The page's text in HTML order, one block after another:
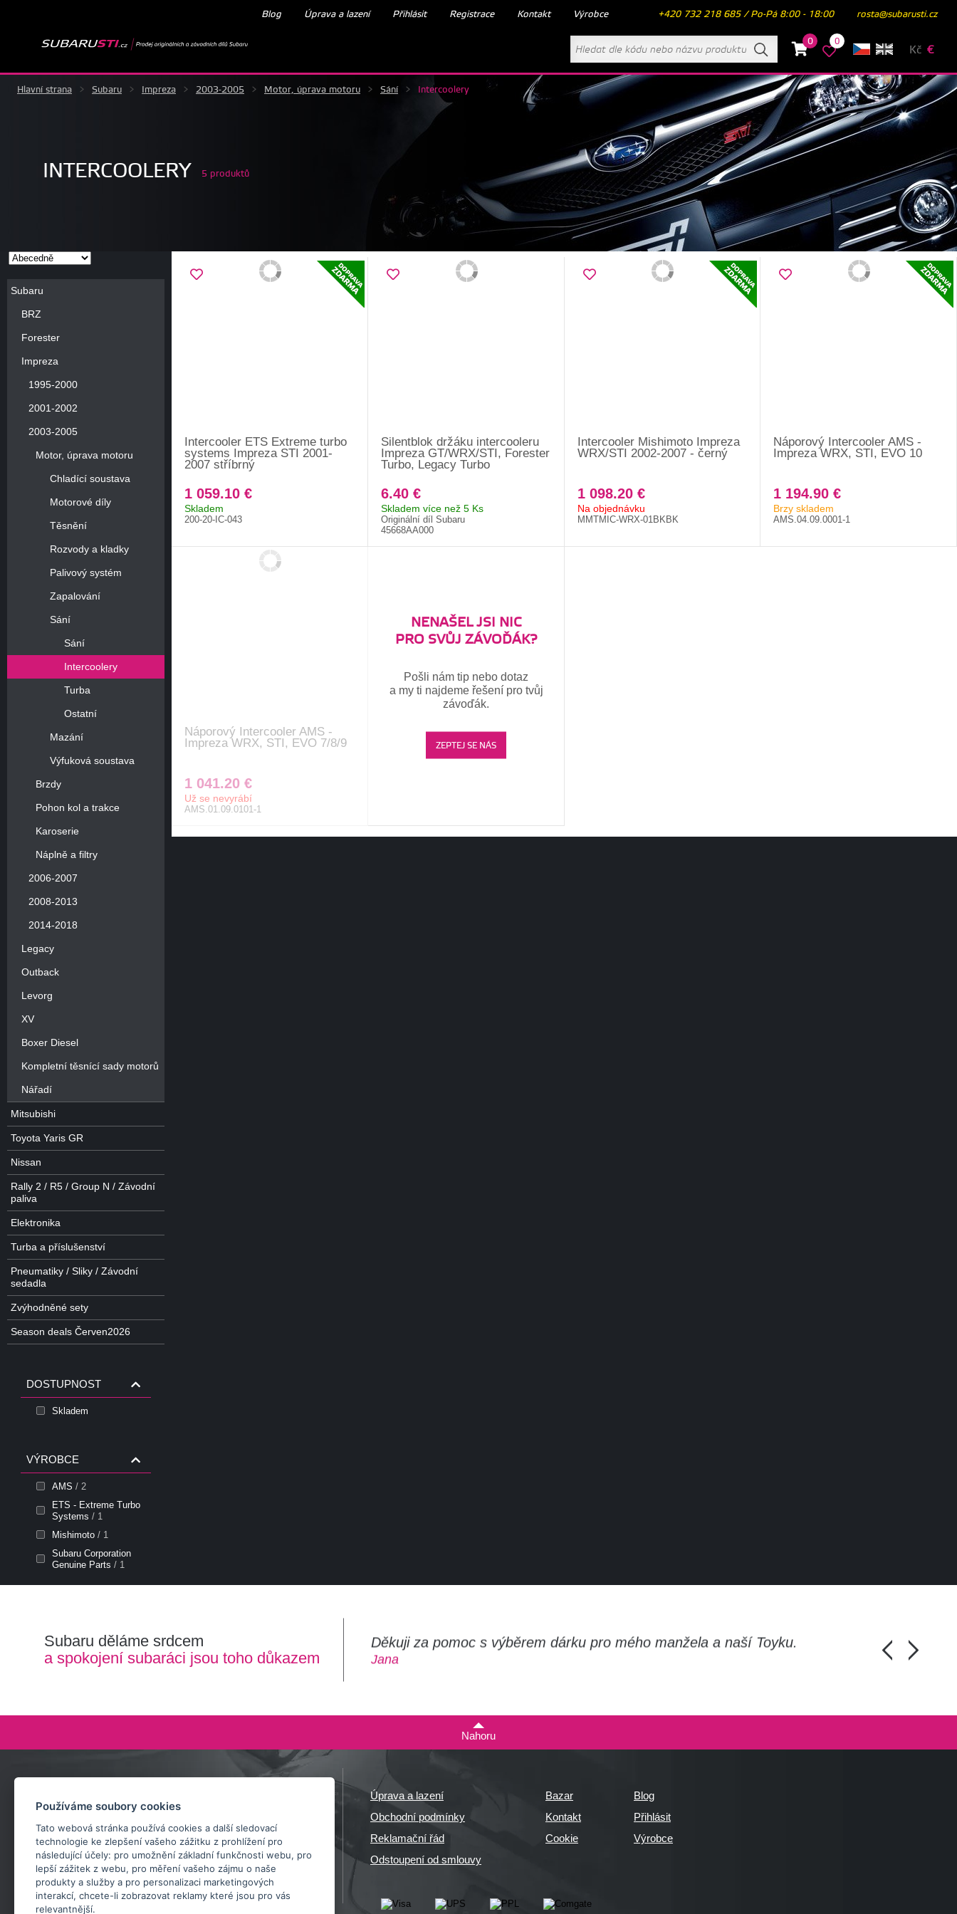
Používáme soubory cookies
Tato webová stránka používá cookies a další sledovací
technologie ke zlepšení vašeho zážitku z prohlížení pro
následující účely: pro umožnění základní funkčnosti webu, pro
lepší zážitek z webu, pro měření vašeho zájmu o naše
produkty a služby a pro personalizaci marketingových
interakcí, chcete-li zobrazovat reklamy které jsou pro vás
relevantnější.
Blog Úprava a lazení Přihlásit Registrace Kontakt Výrobce +420 732 218 685 / Po-Pá 8:00 - 18:00 rosta@subarusti.cz
0 0
Kč €
Hlavní strana > Subaru > Impreza > 2003-2005 > Motor, úprava motoru > Sání > Intercoolery
INTERCOOLERY 5 produktů
Subaru
BRZ
Forester
Impreza
1995-2000
2001-2002
2003-2005
Motor, úprava motoru
Chladící soustava
Motorové díly
Těsnění
Rozvody a kladky
Palivový systém
Zapalování
Sání
Sání
Intercoolery
Turba
Ostatní
Mazání
Výfuková soustava
Brzdy
Pohon kol a trakce
Karoserie
Náplně a filtry
2006-2007
2008-2013
2014-2018
Legacy
Outback
Levorg
XV
Boxer Diesel
Kompletní těsnící sady motorů
Nářadí
Mitsubishi
Toyota Yaris GR
Nissan
Rally 2 / R5 / Group N / Závodní
paliva
Elektronika
Turba a příslušenství
Pneumatiky / Sliky / Závodní
sedadla
Zvýhodněné sety
Season deals Červen2026
DOSTUPNOST
Skladem
VÝROBCE
AMS / 2
ETS - Extreme Turbo
Systems / 1
Mishimoto / 1
Subaru Corporation
Genuine Parts / 1
Intercooler ETS Extreme turbo
systems Impreza STI 2001-
2007 stříbrný
1 059.10 €
Skladem
200-20-IC-043
Silentblok držáku intercooleru
Impreza GT/WRX/STI, Forester
Turbo, Legacy Turbo
6.40 €
Skladem více než 5 Ks
Originální díl Subaru
45668AA000
Intercooler Mishimoto Impreza
WRX/STI 2002-2007 - černý
1 098.20 €
Na objednávku
MMTMIC-WRX-01BKBK
Náporový Intercooler AMS -
Impreza WRX, STI, EVO 10
1 194.90 €
Brzy skladem
AMS.04.09.0001-1
Náporový Intercooler AMS -
Impreza WRX, STI, EVO 7/8/9
1 041.20 €
Už se nevyrábí
AMS.01.09.0101-1
NENAŠEL JSI NIC
PRO SVŮJ ZÁVOĎÁK?
Pošli nám tip nebo dotaz
a my ti najdeme řešení pro tvůj
závoďák.
ZEPTEJ SE NÁS
Subaru děláme srdcem
a spokojení subaráci jsou toho důkazem
Děkuji za pomoc s výběrem dárku pro mého manžela a naší Toyku.
Jana
Chlapi, moc
Honza Pánka,
Nahoru
+420 732 218 685
rosta@subarusti.cz
POŠLI DOTAZ
Úprava a lazení
Obchodní podmínky
Reklamační řád
Odstoupení od smlouvy
Bazar
Kontakt
Cookie
Blog
Přihlásit
Výrobce